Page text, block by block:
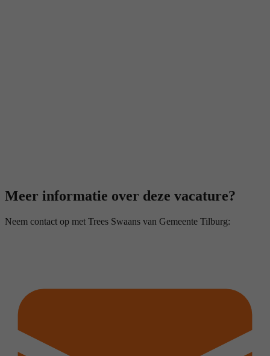
Meer informatie over deze vacature?
Neem contact op met Trees Swaans van Gemeente Tilburg: